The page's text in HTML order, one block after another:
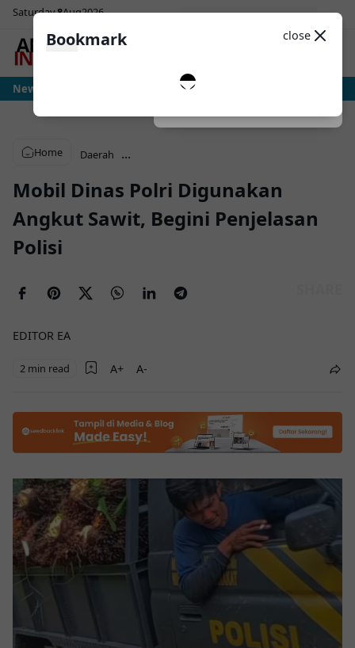
Saturday8Aug2026
Light
News
Ujian Sesungguhnya Albiceleste Dimulai, Messi Hadapi Mesin Pressing
Home Daerah ...
Mobil Dinas Polri Digunakan
Angkut Sawit, Begini Penjelasan
Polisi
EDITOR EA
2 min read
Bookmark close